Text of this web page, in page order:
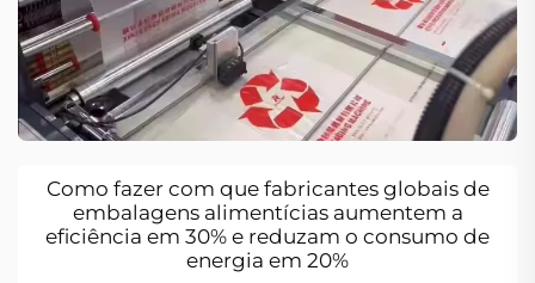
Como fazer com que fabricantes globais de
embalagens alimentícias aumentem a
eficiência em 30% e reduzam o consumo de
energia em 20%